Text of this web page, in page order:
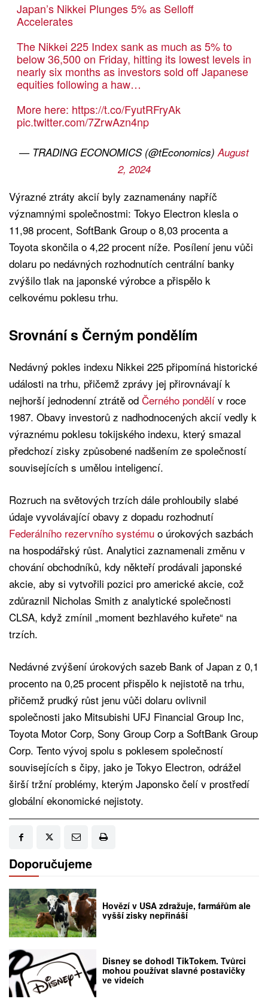
Japan’s Nikkei Plunges 5% as Selloff
Accelerates
The Nikkei 225 Index sank as much as 5% to
below 36,500 on Friday, hitting its lowest levels in
nearly six months as investors sold off Japanese
equities following a haw…
More here: https://t.co/FyutRFryAk
pic.twitter.com/7ZrwAzn4np
— TRADING ECONOMICS (@tEconomics)August
2, 2024
Výrazné ztráty akcií byly zaznamenány napříč
významnými společnostmi: Tokyo Electron klesla o
11,98 procent, SoftBank Group o 8,03 procenta a
Toyota skončila o 4,22 procent níže. Posílení jenu vůči
dolaru po nedávných rozhodnutích centrální banky
zvýšilo tlak na japonské výrobce a přispělo k
celkovému poklesu trhu.
Srovnání s Černým pondělím
Nedávný pokles indexu Nikkei 225 připomíná historické
události na trhu, přičemž zprávy jej přirovnávají k
nejhorší jednodenní ztrátě od Černého pondělí v roce
1987. Obavy investorů z nadhodnocených akcií vedly k
výraznému poklesu tokijského indexu, který smazal
předchozí zisky způsobené nadšením ze společností
souvisejících s umělou inteligencí.
Rozruch na světových trzích dále prohloubily slabé
údaje vyvolávající obavy z dopadu rozhodnutí
Federálního rezervního systému o úrokových sazbách
na hospodářský růst. Analytici zaznamenali změnu v
chování obchodníků, kdy někteří prodávali japonské
akcie, aby si vytvořili pozici pro americké akcie, což
zdůraznil Nicholas Smith z analytické společnosti
CLSA, když zmínil „moment bezhlavého kuřete“ na
trzích.
Nedávné zvýšení úrokových sazeb Bank of Japan z 0,1
procento na 0,25 procent přispělo k nejistotě na trhu,
přičemž prudký růst jenu vůči dolaru ovlivnil
společnosti jako Mitsubishi UFJ Financial Group Inc,
Toyota Motor Corp, Sony Group Corp a SoftBank Group
Corp. Tento vývoj spolu s poklesem společností
souvisejících s čipy, jako je Tokyo Electron, odrážel
širší tržní problémy, kterým Japonsko čelí v prostředí
globální ekonomické nejistoty.
Doporučujeme
Hovězí v USA zdražuje, farmářům ale
vyšší zisky nepřináší
Disney se dohodl TikTokem. Tvůrci
mohou používat slavné postavičky
ve videích